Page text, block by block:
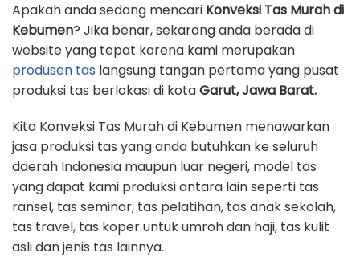
Apakah anda sedang mencari Konveksi Tas Murah di
Kebumen? Jika benar, sekarang anda berada di
website yang tepat karena kami merupakan
produsen tas langsung tangan pertama yang pusat
produksi tas berlokasi di kotaGarut, Jawa Barat.
Kita Konveksi Tas Murah di Kebumen menawarkan
jasa produksi tas yang anda butuhkan ke seluruh
daerah Indonesia maupun luar negeri, model tas
yang dapat kami produksi antara lain seperti tas
ransel, tas seminar, tas pelatihan, tas anak sekolah,
tas travel, tas koper untuk umroh dan haji, tas kulit
asli dan jenis tas lainnya.